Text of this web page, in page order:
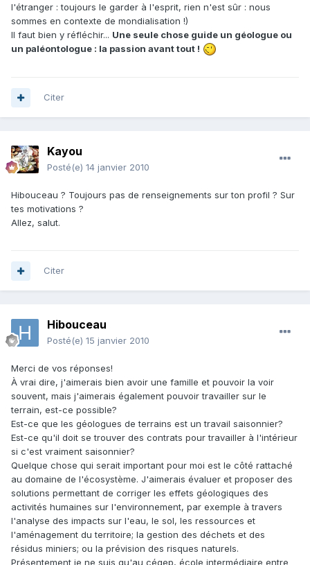
l'étranger : toujours le garder à l'esprit, rien n'est sûr : nous
sommes en contexte de mondialisation !)
Il faut bien y réfléchir... Une seule chose guide un géologue ou
un paléontologue : la passion avant tout !
Citer
Kayou
Posté(e) 14 janvier 2010
Hibouceau ? Toujours pas de renseignements sur ton profil ? Sur
tes motivations ?
Allez, salut.
Citer
Hibouceau
Posté(e) 15 janvier 2010
Merci de vos réponses!
À vrai dire, j'aimerais bien avoir une famille et pouvoir la voir
souvent, mais j'aimerais également pouvoir travailler sur le
terrain, est-ce possible?
Est-ce que les géologues de terrains est un travail saisonnier?
Est-ce qu'il doit se trouver des contrats pour travailler à l'intérieur
si c'est vraiment saisonnier?
Quelque chose qui serait important pour moi est le côté rattaché
au domaine de l'écosystème. J'aimerais évaluer et proposer des
solutions permettant de corriger les effets géologiques des
activités humaines sur l'environnement, par exemple à travers
l'analyse des impacts sur l'eau, le sol, les ressources et
l'aménagement du territoire; la gestion des déchets et des
résidus miniers; ou la prévision des risques naturels.
Présentement je ne suis qu'au cégep, école intermédiaire entre